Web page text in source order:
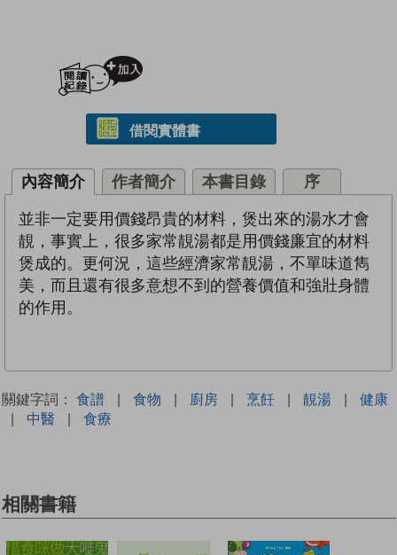
借閱實體書
內容簡介 作者簡介 本書目錄 序
並非一定要用價錢昂貴的材料，煲出來的湯水才會
靚，事實上，很多家常靚湯都是用價錢廉宜的材料
煲成的。更何況，這些經濟家常靚湯，不單味道雋
美，而且還有很多意想不到的營養價值和強壯身體
的作用。
關鍵字詞： 食譜 | 食物 | 廚房 | 烹飪 | 靚湯 |
健康
|
中醫 | 食療
相關書籍